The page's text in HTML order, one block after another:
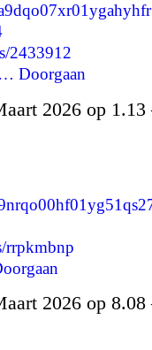
2433912
Doorgaan
2026 op
rrpkmbnp
2026 op